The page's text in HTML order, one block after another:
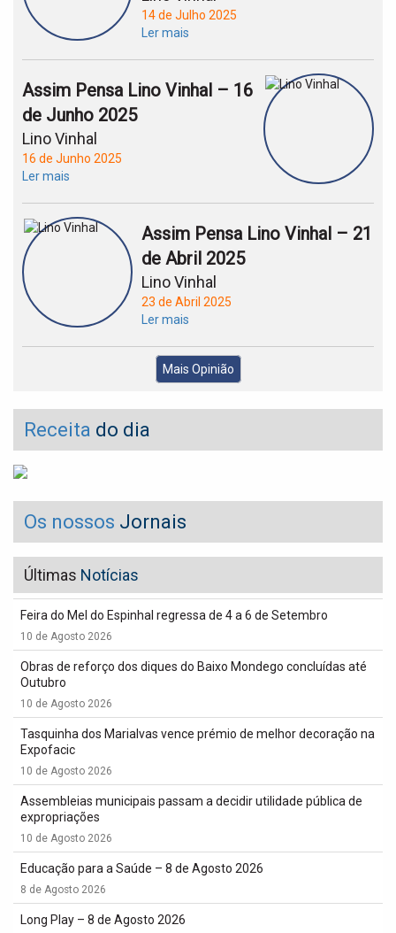
14 de Julho 2025
Ler mais
Assim Pensa Lino Vinhal – 16
de Junho 2025
Lino Vinhal
16 de Junho 2025
Ler mais
Assim Pensa Lino Vinhal – 21
de Abril 2025
Lino Vinhal
23 de Abril 2025
Ler mais
Mais Opinião
Receita do dia
Os nossos Jornais
Últimas Notícias
Feira do Mel do Espinhal regressa de 4 a 6 de Setembro
10 de Agosto 2026
Obras de reforço dos diques do Baixo Mondego concluídas até
Outubro
10 de Agosto 2026
Tasquinha dos Marialvas vence prémio de melhor decoração na
Expofacic
10 de Agosto 2026
Assembleias municipais passam a decidir utilidade pública de
expropriações
10 de Agosto 2026
Educação para a Saúde – 8 de Agosto 2026
8 de Agosto 2026
Long Play – 8 de Agosto 2026